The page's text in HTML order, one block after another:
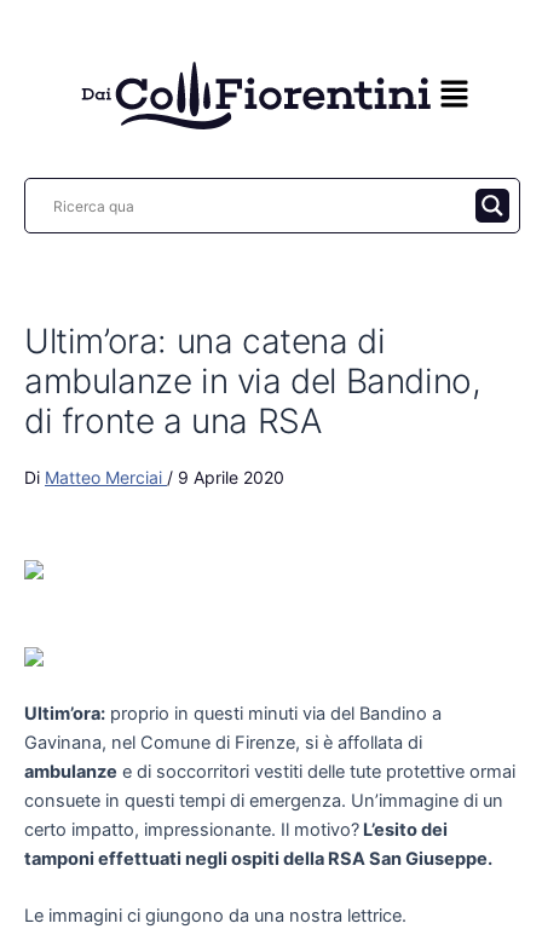
Ultim’ora: una catena di
ambulanze in via del Bandino,
di fronte a una RSA
Di Matteo Merciai / 9 Aprile 2020
Ultim’ora: proprio in questi minuti via del Bandino a
Gavinana, nel Comune di Firenze, si è affollata di
ambulanze e di soccorritori vestiti delle tute protettive ormai
consuete in questi tempi di emergenza. Un’immagine di un
certo impatto, impressionante. Il motivo? L’esito dei
tamponi effettuati negli ospiti della RSA San Giuseppe.
Le immagini ci giungono da una nostra lettrice.